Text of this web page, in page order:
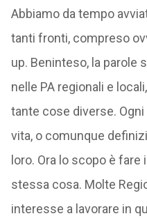
Abbiamo da tempo
tanti fronti, compreso
up. Beninteso, la parole
nelle PA regionali e
tante cose diverse.
vita, o comunque
loro. Ora lo scopo è
stessa cosa. Molte
interesse a lavorare in